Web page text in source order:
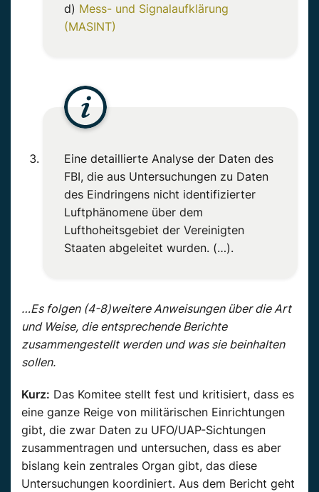
d) Mess- und Signalaufklärung
(MASINT)
Eine detaillierte Analyse der Daten des
FBI, die aus Untersuchungen zu Daten
des Eindringens nicht identifizierter
Luftphänomene über dem
Lufthoheitsgebiet der Vereinigten
Staaten abgeleitet wurden. (…).
…Es folgen (4-8)weitere Anweisungen über die Art
und Weise, die entsprechende Berichte
zusammengestellt werden und was sie beinhalten
sollen.
Kurz: Das Komitee stellt fest und kritisiert, dass es
eine ganze Reige von militärischen Einrichtungen
gibt, die zwar Daten zu UFO/UAP-Sichtungen
zusammentragen und untersuchen, dass es aber
bislang kein zentrales Organ gibt, das diese
Untersuchungen koordiniert. Aus dem Bericht geht